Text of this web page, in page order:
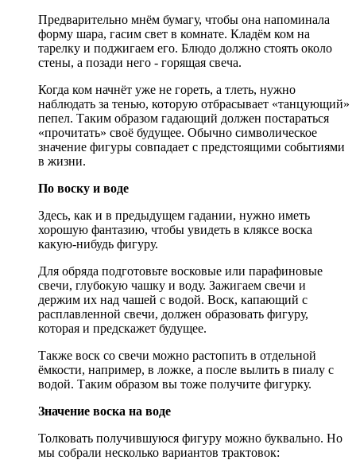
Предварительно мнём бумагу, чтобы она напоминала
форму шара, гасим свет в комнате. Кладём ком на
тарелку и поджигаем его. Блюдо должно стоять около
стены, а позади него - горящая свеча.
Когда ком начнёт уже не гореть, а тлеть, нужно
наблюдать за тенью, которую отбрасывает «танцующий»
пепел. Таким образом гадающий должен постараться
«прочитать» своё будущее. Обычно символическое
значение фигуры совпадает с предстоящими событиями
в жизни.
По воску и воде
Здесь, как и в предыдущем гадании, нужно иметь
хорошую фантазию, чтобы увидеть в кляксе воска
какую-нибудь фигуру.
Для обряда подготовьте восковые или парафиновые
свечи, глубокую чашку и воду. Зажигаем свечи и
держим их над чашей с водой. Воск, капающий с
расплавленной свечи, должен образовать фигуру,
которая и предскажет будущее.
Также воск со свечи можно растопить в отдельной
ёмкости, например, в ложке, а после вылить в пиалу с
водой. Таким образом вы тоже получите фигурку.
Значение воска на воде
Толковать получившуюся фигуру можно буквально. Но
мы собрали несколько вариантов трактовок: